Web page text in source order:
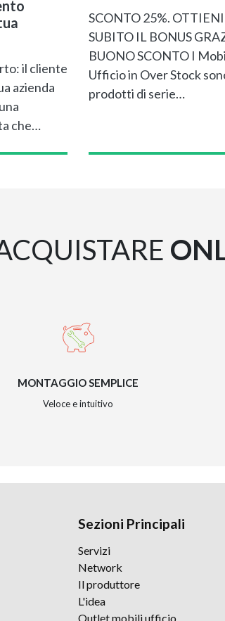
il cliente
azienda
che…
SCONTO 25%. OTTIENI
SUBITO IL BONUS
BUONO SCONTO I
Ufficio in Over Stock
prodotti di serie…
MONTAGGIO SEMPLICE
Veloce e intuitivo
Sezioni Principali
Servizi
Network
Il produttore
L'idea
Outlet mobili ufficio